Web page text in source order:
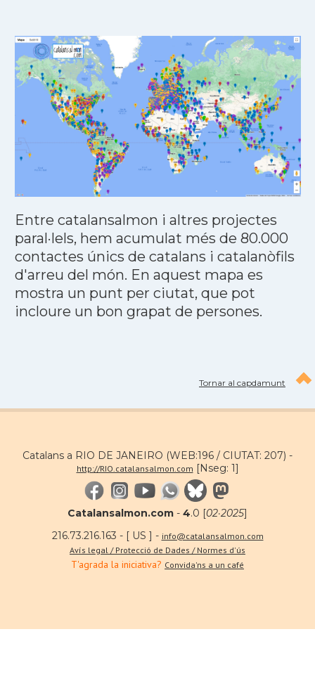
Entre catalansalmon i altres projectes
paral·lels, hem acumulat més de 80.000
contactes únics de catalans i catalanòfils
d'arreu del món. En aquest mapa es
mostra un punt per ciutat, que pot
incloure un bon grapat de persones.
Tornar al capdamunt
Catalans a RIO DE JANEIRO (WEB:196 / CIUTAT: 207) -
http://RIO.catalansalmon.com [Nseg: 1]
Catalansalmon.com - 4.0 [02·2025]
216.73.216.163 - [ US ] - info@catalansalmon.com
Avís legal / Protecció de Dades / Normes d'ús
T'agrada la iniciativa? Convida'ns a un café